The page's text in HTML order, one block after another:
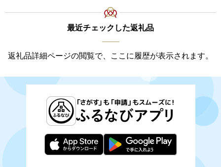
最近チェックした返礼品
返礼品詳細ページの閲覧で、ここに履歴が表示されます。